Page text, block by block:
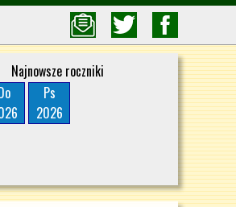
Najnowsze roczniki
Ps
2026